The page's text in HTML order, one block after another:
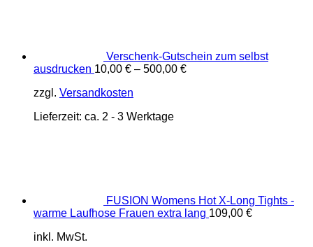
Verschenk-Gutschein zum selbst
ausdrucken 10,00 € – 500,00 €
zzgl. Versandkosten
Lieferzeit: ca. 2 - 3 Werktage
FUSION Womens Hot X-Long Tights -
warme Laufhose Frauen extra lang 109,00 €
inkl. MwSt.